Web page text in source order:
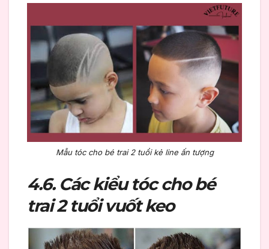
Mẫu tóc cho bé trai 2 tuổi kẻ line ấn tượng
4.6. Các kiểu tóc cho bé
trai 2 tuổi vuốt keo